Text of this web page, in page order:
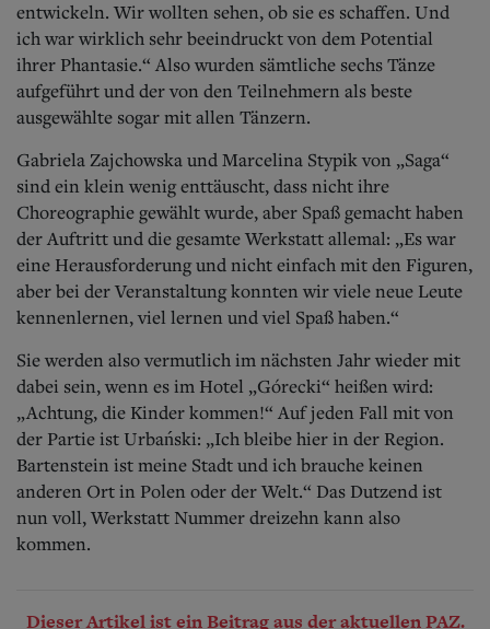
entwickeln. Wir wollten sehen, ob sie es schaffen. Und
ich war wirklich sehr beeindruckt von dem Potential
ihrer Phantasie.“ Also wurden sämtliche sechs Tänze
aufgeführt und der von den Teilnehmern als beste
ausgewählte sogar mit allen Tänzern.
Gabriela Zajchowska und Marcelina Stypik von „Saga“
sind ein klein wenig enttäuscht, dass nicht ihre
Choreographie gewählt wurde, aber Spaß gemacht haben
der Auftritt und die gesamte Werkstatt allemal: „Es war
eine Herausforderung und nicht einfach mit den Figuren,
aber bei der Veranstaltung konnten wir viele neue Leute
kennenlernen, viel lernen und viel Spaß haben.“
Sie werden also vermutlich im nächsten Jahr wieder mit
dabei sein, wenn es im Hotel „Górecki“ heißen wird:
„Achtung, die Kinder kommen!“ Auf jeden Fall mit von
der Partie ist Urbański: „Ich bleibe hier in der Region.
Bartenstein ist meine Stadt und ich brauche keinen
anderen Ort in Polen oder der Welt.“ Das Dutzend ist
nun voll, Werkstatt Nummer dreizehn kann also
kommen.
Dieser Artikel ist ein Beitrag aus der aktuellen PAZ.